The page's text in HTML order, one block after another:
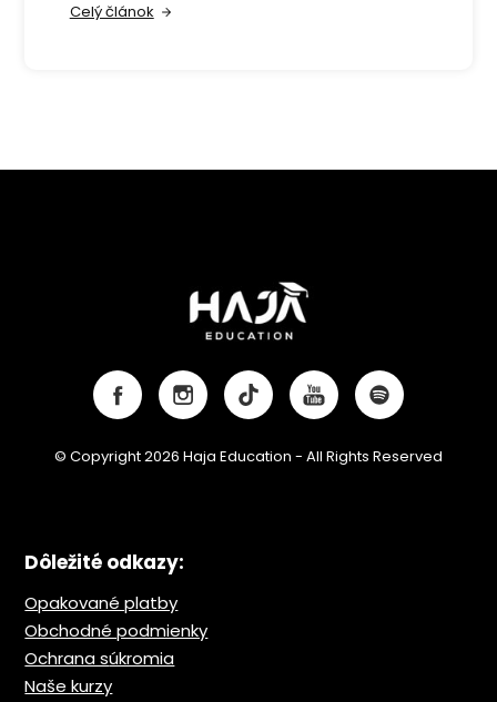
Celý článok
© Copyright 2026 Haja Education - All Rights Reserved
Dôležité odkazy:
Opakované platby
Obchodné podmienky
Ochrana súkromia
Naše kurzy